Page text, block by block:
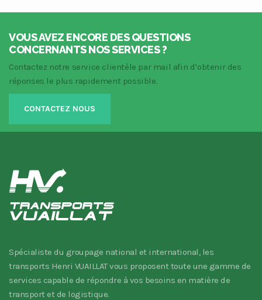
VOUS AVEZ ENCORE DES QUESTIONS
CONCERNANTS NOS SERVICES ?
Contactez notre service clientèle par mail afin d’obtenir des
réponses le plus rapidement possible.
CONTACTEZ NOUS
Spécialiste du groupage national et international, les
transports Henri VUAILLAT vous proposent toute une gamme de
services capable de répondre à vos besoins en matière de
transport et de logistique.